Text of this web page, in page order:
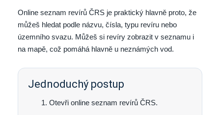
Online seznam revírů ČRS je praktický hlavně proto, že
můžeš hledat podle názvu, čísla, typu revíru nebo
územního svazu. Můžeš si revíry zobrazit v seznamu i
na mapě, což pomáhá hlavně u neznámých vod.
Jednoduchý postup
Otevři online seznam revírů ČRS.